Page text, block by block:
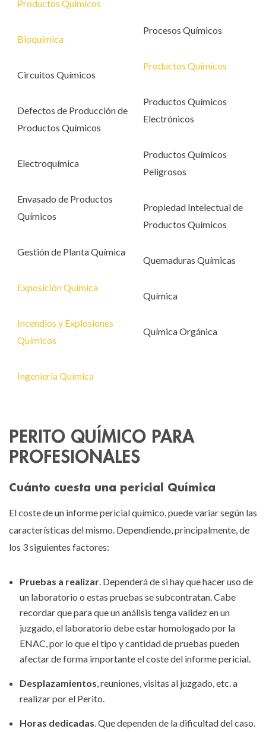
Productos Químicos
Bioquímica
Circuitos Químicos
Defectos de Producción de
Productos Químicos
Electroquímica
Envasado de Productos
Químicos
Gestión de Planta Química
Exposición Química
Incendios y Explosiones
Químicos
Ingeniería Química
Procesos Químicos
Productos Químicos
Productos Químicos
Electrónicos
Productos Químicos
Peligrosos
Propiedad Intelectual de
Productos Químicos
Quemaduras Químicas
Química
Química Orgánica
PERITO QUÍMICO PARA
PROFESIONALES
Cuánto cuesta una pericial Química
El coste de un informe pericial químico, puede variar según las
características del mismo. Dependiendo, principalmente, de
los 3 siguientes factores:
Pruebas a realizar . Dependerá de si hay que hacer uso de
un laboratorio o estas pruebas se subcontratan. Cabe
recordar que para que un análisis tenga validez en un
juzgado, el laboratorio debe estar homologado por la
ENAC, por lo que el tipo y cantidad de pruebas pueden
afectar de forma importante el coste del informe pericial.
Desplazamientos , reuniones, visitas al juzgado, etc. a
realizar por el Perito.
Horas dedicadas . Que dependen de la dificultad del caso.